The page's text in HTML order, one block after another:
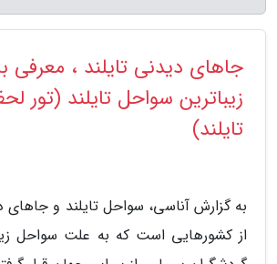
جاهای دیدنی تایلند ، معرفی
زیباترین سواحل تایلند (تور
تایلند)
به گزارش آناسی، سواحل تایلند و جاهای
از کشورهایی است که به علت سواحل